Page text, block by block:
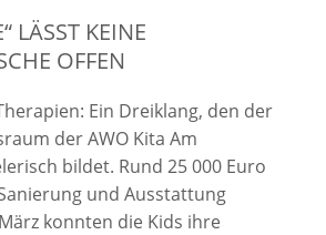
LÄSST KEINE
OFFEN
Ein Dreiklang, den der
der AWO Kita Am
bildet. Rund 25 000 Euro
und Ausstattung
konnten die Kids ihre